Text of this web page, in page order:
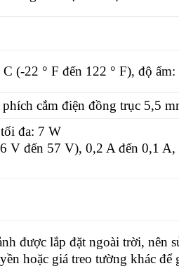
C (-22 ° F đến 122 ° F), độ
cắm điện đồng trục 5,5
đa: 7 W
V đến 57 V), 0,2 A đến 0,1
được lắp đặt ngoài trời, nên
hoặc giá treo tường khác